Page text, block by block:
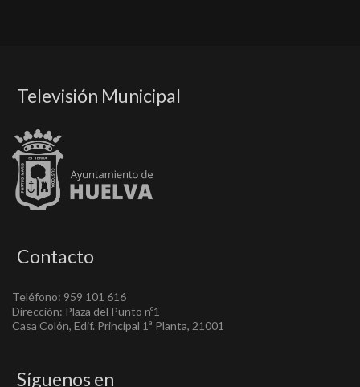
Televisión Municipal
Contacto
Teléfono: 959 101 616
Dirección: Plaza del Punto nº1
Casa Colón, Edif. Principal 1ª Planta, 21001
Síguenos en